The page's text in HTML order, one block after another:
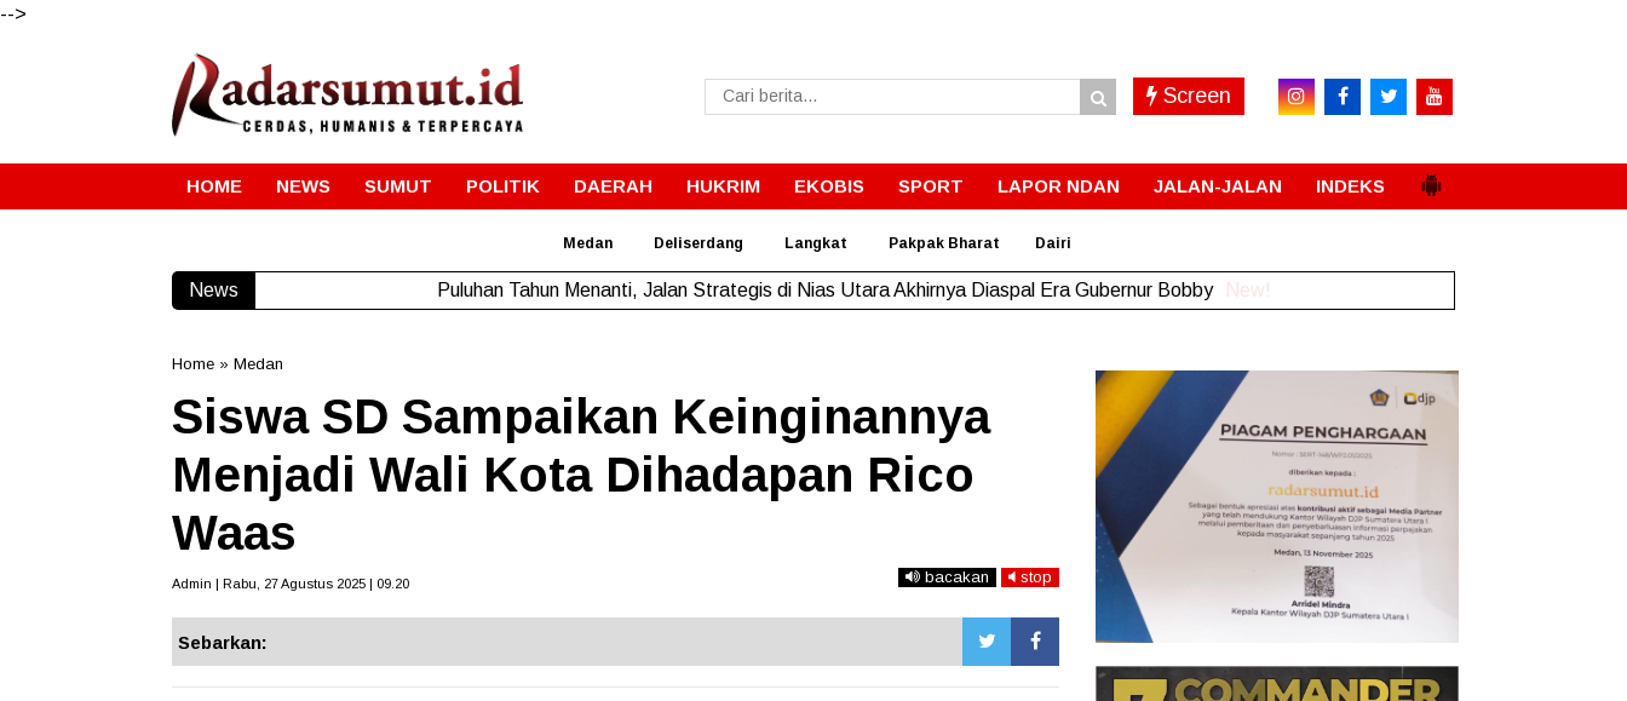
-->
Screen
HOME NEWS SUMUT POLITIK DAERAH HUKRIM EKOBIS SPORT LAPOR NDAN JALAN-JALAN INDEKS
Medan Deliserdang Langkat Pakpak Bharat Dairi
News Puluhan Tahun Menanti, Jalan Strategis di Nias Utara Akhirnya Diaspal Era Gubernur Bobby New!
Home » Medan
Siswa SD Sampaikan Keinginannya
Menjadi Wali Kota Dihadapan Rico
Waas
Admin | Rabu, 27 Agustus 2025 | 09.20 bacakan stop
Sebarkan: